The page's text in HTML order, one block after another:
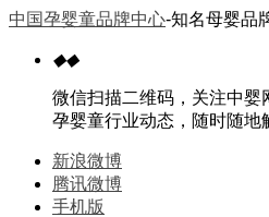
中国孕婴童品牌中心-知名母婴品
◆◆
微信扫描二维码，关注中婴
孕婴童行业动态，随时随地
新浪微博
腾讯微博
手机版